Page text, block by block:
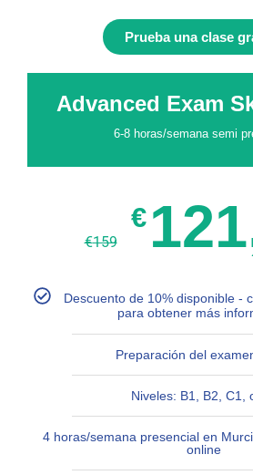
Prueba una clase
Advanced Exam
6-8 horas/semana semi
€159
€
Descuento de 10% disponible -
para obtener más
Preparación del
Niveles: B1, B2, C1,
4 horas/semana presencial en
online